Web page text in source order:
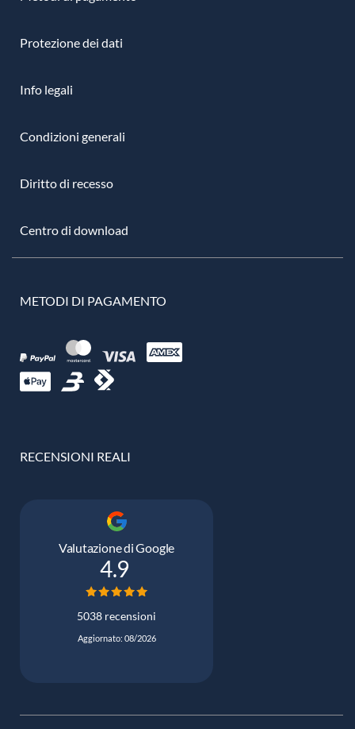
Protezione dei dati
Info legali
Condizioni generali
Diritto di recesso
Centro di download
METODI DI PAGAMENTO
RECENSIONI REALI
Valutazione di Google
4.9
5038 recensioni
Aggiornato: 08/2026